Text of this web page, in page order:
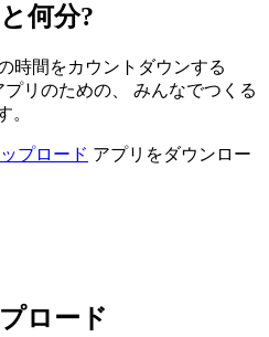
何分?
時間をカウントダウンする
プリのための、 みんなでつくる
。
プロード アプリをダウンロー
ロード